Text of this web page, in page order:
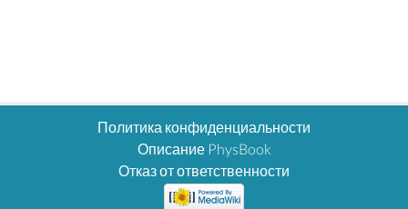
Политика конфиденциальности
Описание PhysBook
Отказ от ответственности